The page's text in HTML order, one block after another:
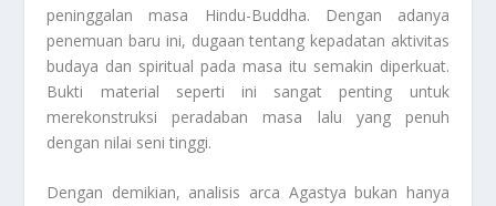
peninggalan masa Hindu-Buddha. Dengan adanya
penemuan baru ini, dugaan tentang kepadatan aktivitas
budaya dan spiritual pada masa itu semakin diperkuat.
Bukti material seperti ini sangat penting untuk
merekonstruksi peradaban masa lalu yang penuh
dengan nilai seni tinggi.
Dengan demikian, analisis arca Agastya bukan hanya